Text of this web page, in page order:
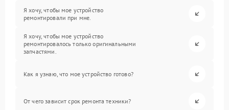
Я хочу, чтобы мое устройство
ремонтировали при мне.
Я хочу, чтобы мое устройство
ремонтировалось только оригинальными
запчастями.
Как я узнаю, что мое устройство готово?
От чего зависит срок ремонта техники?